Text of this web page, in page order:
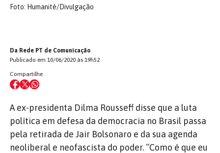
Foto: Humanité/Divulgação
Da Rede PT de Comunicação
Publicado em 10/06/2020 às 19h52
Compartilhe
A ex-presidenta Dilma Rousseff disse que a luta
política em defesa da democracia no Brasil passa
pela retirada de Jair Bolsonaro e da sua agenda
neoliberal e neofascista do poder. “Como é que eu